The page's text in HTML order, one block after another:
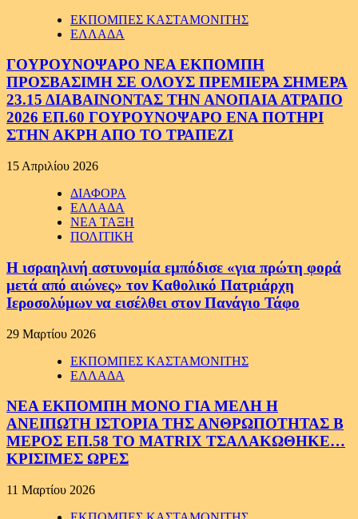
ΕΚΠΟΜΠΕΣ ΚΑΣΤΑΜΟΝΙΤΗΣ
ΕΛΛΑΔΑ
ΓΟΥΡΟΥΝΟΨΑΡΟ ΝΕΑ ΕΚΠΟΜΠΗ
ΠΡΟΣΒΑΣΙΜΗ ΣΕ ΟΛΟΥΣ ΠΡΕΜΙΕΡΑ ΣΗΜΕΡΑ
23.15 ΔΙΑΒΑΙΝΟΝΤΑΣ ΤΗΝ ΑΝΟΠΑΙΑ ΑΤΡΑΠΟ
2026 ΕΠ.60 ΓΟΥΡΟΥΝΟΨΑΡΟ ΕΝΑ ΠΟΤΗΡΙ
ΣΤΗΝ ΑΚΡΗ ΑΠΟ ΤΟ ΤΡΑΠΕΖΙ
15 Απριλίου 2026
ΔΙΑΦΟΡΑ
ΕΛΛΑΔΑ
ΝΕΑ ΤΑΞΗ
ΠΟΛΙΤΙΚΗ
Η ισραηλινή αστυνομία εμπόδισε «για πρώτη φορά
μετά από αιώνες» τον Καθολικό Πατριάρχη
Ιεροσολύμων να εισέλθει στον Πανάγιο Τάφο
29 Μαρτίου 2026
ΕΚΠΟΜΠΕΣ ΚΑΣΤΑΜΟΝΙΤΗΣ
ΕΛΛΑΔΑ
ΝΕΑ ΕΚΠΟΜΠΗ ΜΟΝΟ ΓΙΑ ΜΕΛΗ Η
ΑΝΕΙΠΩΤΗ ΙΣΤΟΡΙΑ ΤΗΣ ΑΝΘΡΩΠΟΤΗΤΑΣ Β
ΜΕΡΟΣ ΕΠ.58 ΤΟ MATRIX ΤΣΑΛΑΚΩΘΗΚΕ…
ΚΡΙΣΙΜΕΣ ΩΡΕΣ
11 Μαρτίου 2026